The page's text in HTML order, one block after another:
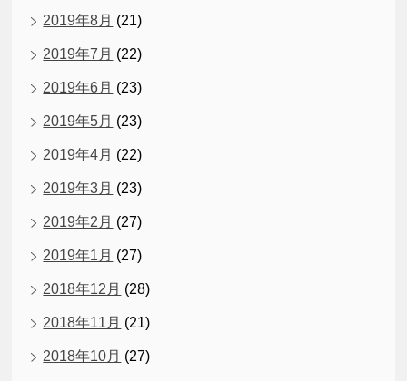
2019年8月 (21)
2019年7月 (22)
2019年6月 (23)
2019年5月 (23)
2019年4月 (22)
2019年3月 (23)
2019年2月 (27)
2019年1月 (27)
2018年12月 (28)
2018年11月 (21)
2018年10月 (27)